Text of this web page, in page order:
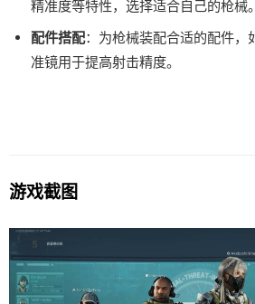
精准度等特性，选择适合自己的枪械。
配件搭配：为枪械装配合适的配件，
准镜用于提高射击精度。
游戏截图